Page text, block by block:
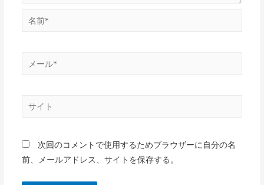
次回のコメントで使用するためブラウザーに自分の名
前、メールアドレス、サイトを保存する。